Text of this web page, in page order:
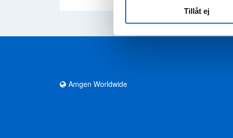
Tillåt ej
Amgen Worldwide